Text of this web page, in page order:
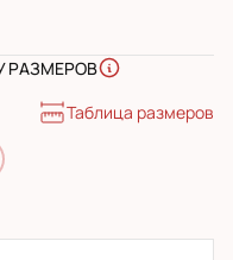
РАЗМЕРОВ
Таблица размеров